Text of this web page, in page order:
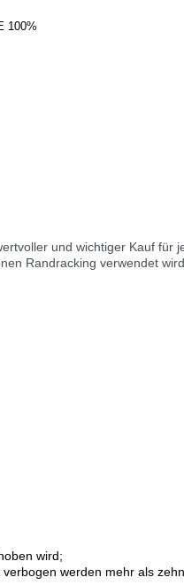
100%
und wichtiger Kauf für
Randracking verwendet
wird;
werden mehr als